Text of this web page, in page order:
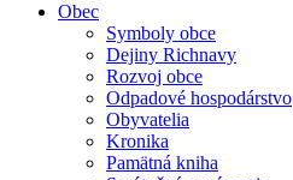
Obec
Symboly obce
Dejiny Richnavy
Rozvoj obce
Odpadové hospodárstvo
Obyvatelia
Kronika
Pamätná kniha